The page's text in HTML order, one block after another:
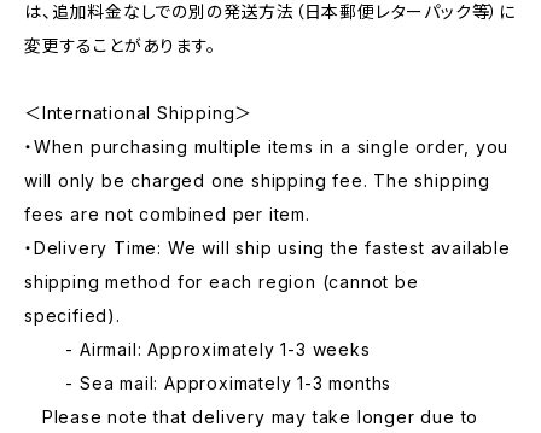
は、追加料金なしでの別の発送方法（日本郵便レターパック等）に
変更することがあります。
＜International Shipping＞
・When purchasing multiple items in a single order, you
will only be charged one shipping fee. The shipping
fees are not combined per item.
・Delivery Time: We will ship using the fastest available
shipping method for each region (cannot be
specified).
- Airmail: Approximately 1-3 weeks
- Sea mail: Approximately 1-3 months
Please note that delivery may take longer due to